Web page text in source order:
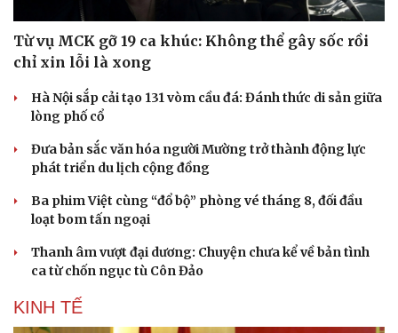
Từ vụ MCK gỡ 19 ca khúc: Không thể gây sốc rồi
chỉ xin lỗi là xong
Hà Nội sắp cải tạo 131 vòm cầu đá: Đánh thức di sản giữa
lòng phố cổ
Đưa bản sắc văn hóa người Mường trở thành động lực
phát triển du lịch cộng đồng
Ba phim Việt cùng “đổ bộ” phòng vé tháng 8, đối đầu
loạt bom tấn ngoại
Thanh âm vượt đại dương: Chuyện chưa kể về bản tình
ca từ chốn ngục tù Côn Đảo
KINH TẾ